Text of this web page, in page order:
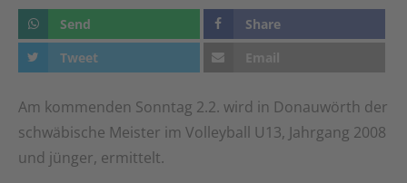
Send
Share
Tweet
Email
Am kommenden Sonntag 2.2. wird in Donauwörth der
schwäbische Meister im Volleyball U13, Jahrgang 2008
und jünger, ermittelt.